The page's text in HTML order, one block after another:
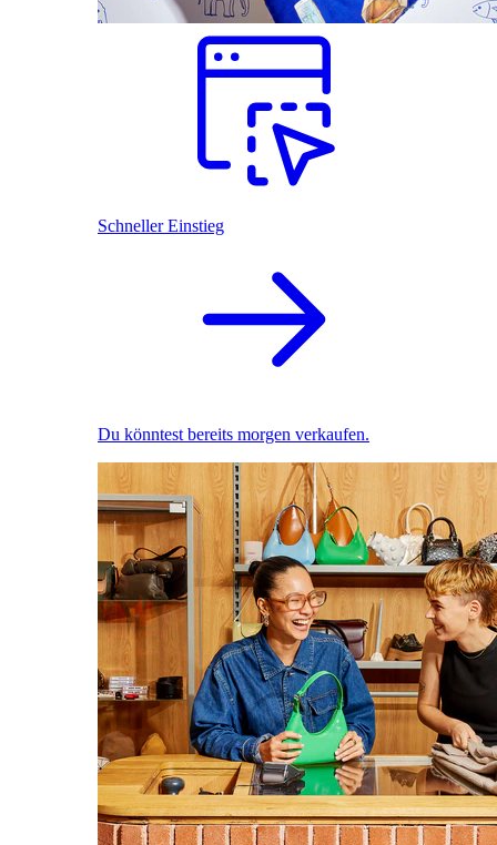
Schneller Einstieg
Du könntest bereits morgen verkaufen.